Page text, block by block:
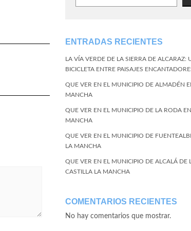
ENTRADAS RECIENTES
LA VÍA VERDE DE LA SIERRA DE ALCARAZ:
BICICLETA ENTRE PAISAJES
QUE VER EN EL MUNICIPIO DE ALMADÉN
MANCHA
QUE VER EN EL MUNICIPIO DE LA RODA
MANCHA
QUE VER EN EL MUNICIPIO DE
LA MANCHA
QUE VER EN EL MUNICIPIO DE ALCALÁ DE
CASTILLA LA MANCHA
COMENTARIOS RECIENTES
No hay comentarios que mostrar.